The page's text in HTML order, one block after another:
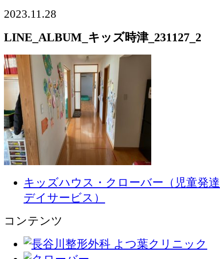
2023.11.28
LINE_ALBUM_キッズ時津_231127_2
キッズハウス・クローバー（児童発
デイサービス）
コンテンツ